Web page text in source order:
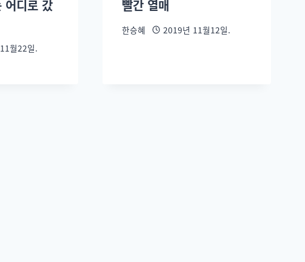
어디로 갔
월22일.
빨간 열매
한승혜 2019년 11월12일.